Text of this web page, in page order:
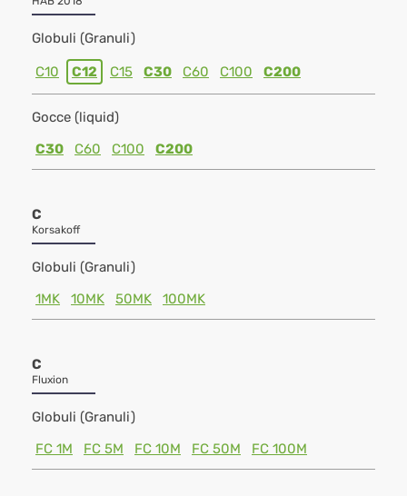
Globuli (Granuli)
C10 C12 C15 C30 C60 C100 C200
Gocce (liquid)
C30
C60 C100 C200
C
Korsakoff
Globuli (Granuli)
1MK
10MK 50MK 100MK
C
Fluxion
Globuli (Granuli)
FC 1M
FC 5M FC 10M FC 50M FC 100M